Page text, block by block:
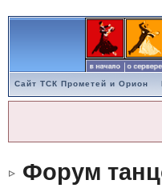
Сайт ТСК Прометей и Орион
Форум